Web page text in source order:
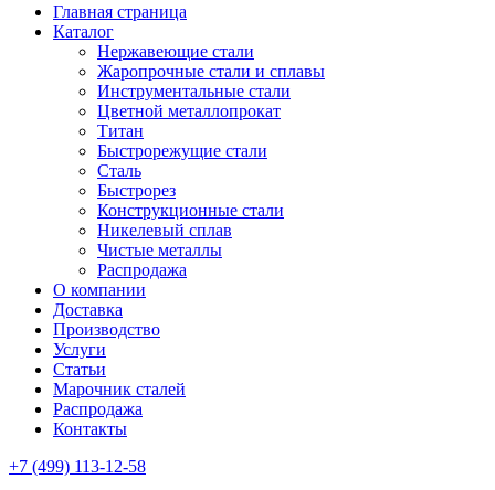
Главная страница
Каталог
Нержавеющие стали
Жаропрочные стали и сплавы
Инструментальные стали
Цветной металлопрокат
Титан
Быстрорежущие стали
Сталь
Быстрорез
Конструкционные стали
Никелевый сплав
Чистые металлы
Распродажа
О компании
Доставка
Производство
Услуги
Статьи
Марочник сталей
Распродажа
Контакты
+7 (499) 113-12-58